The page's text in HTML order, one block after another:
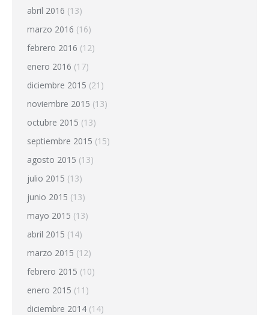
abril 2016 (13)
marzo 2016 (16)
febrero 2016 (12)
enero 2016 (17)
diciembre 2015 (21)
noviembre 2015 (13)
octubre 2015 (13)
septiembre 2015 (15)
agosto 2015 (13)
julio 2015 (13)
junio 2015 (13)
mayo 2015 (13)
abril 2015 (14)
marzo 2015 (12)
febrero 2015 (10)
enero 2015 (11)
diciembre 2014 (14)